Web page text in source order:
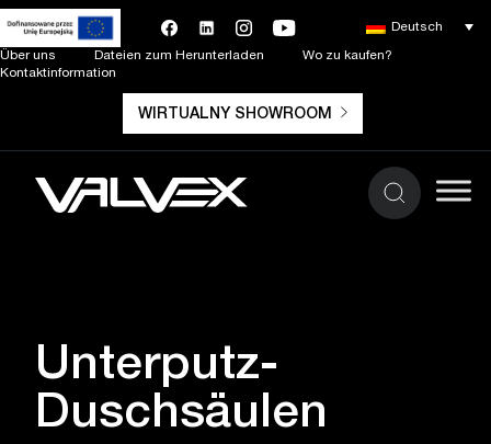
Über uns Dateien zum Herunterladen
Wo zu kaufen?
Kontaktinformation
WIRTUALNY SHOWROOM
Deutsch
Unterputz-
Duschsäulen